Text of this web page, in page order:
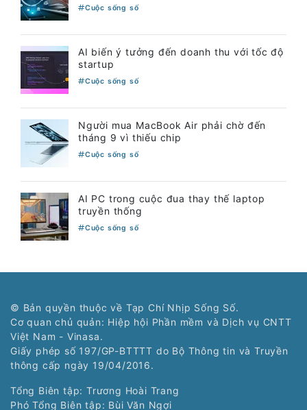
Cuộc sống số
AI biến ý tưởng đến doanh thu với tốc độ
startup
Cuộc sống số
Người mua MacBook Air phải chờ đến
tháng 9 vì thiếu chip
Cuộc sống số
AI PC trong cuộc đua thay thế laptop
truyền thống
Cuộc sống số
© Bản quyền thuộc về Tạp Chí Nhịp Sống Số.
Cơ quan chủ quản: Hiệp hội Phần mềm và Dịch vụ CNTT
Việt Nam - Vinasa.
Giấy phép số 197/GP-BTTTT do Bộ Thông tin và Truyền
thông cấp ngày 19/04/2016.
Tổng Biên tập: Trương Hoài Trang
Phó Tổng Biên tập: Bùi Văn Ngợi